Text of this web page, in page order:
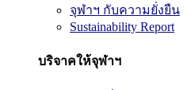
จุฬาฯ กับความยั่งยืน
Sustainability Report
บริจาคให้จุฬาฯ